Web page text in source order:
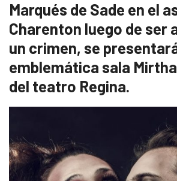
Marqués de Sade en el
Charenton luego de ser
un crimen, se
emblemática sala
del teatro Regina.